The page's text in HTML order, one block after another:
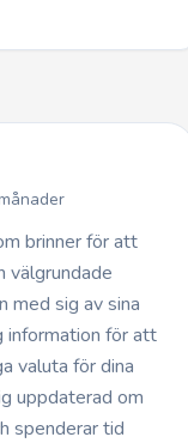
brinner för att
välgrundade
med sig av sina
information för att
valuta för dina
uppdaterad om
spenderar tid